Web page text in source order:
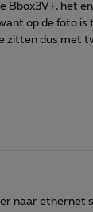
Bbox3V+, het
op de foto
zitten dus met
naar ethernet